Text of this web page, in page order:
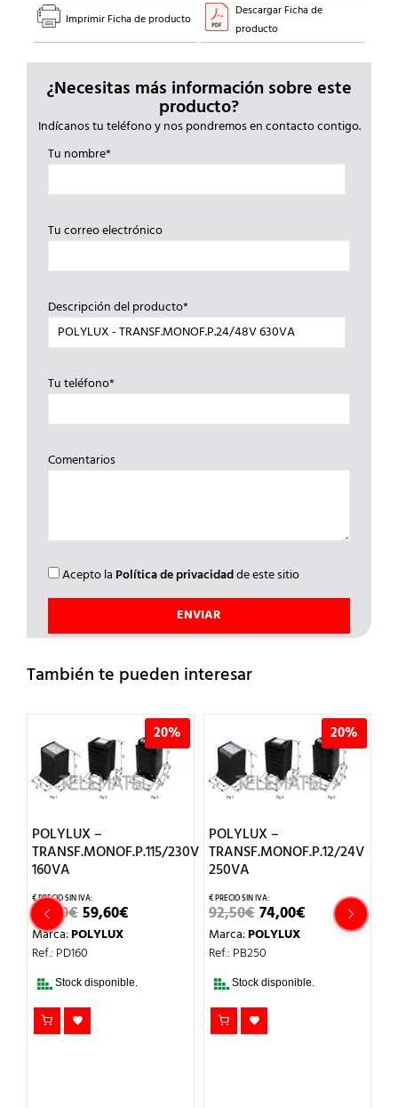
Imprimir Ficha de producto
Descargar Ficha de
producto
¿Necesitas más información sobre este
producto?
Indícanos tu teléfono y nos pondremos en contacto contigo.
Tu nombre*
Tu correo electrónico
Descripción del producto*
Tu teléfono*
Comentarios
Acepto la Política de privacidadde este sitio
También te pueden interesar
20%
POLYLUX –
TRANSF.MONOF.P.115/230V
160VA
74,50€EL
PRECIO
ORIGINAL
ERA:
59,60€
Marca:POLYLUX
Ref.: PD160
Stock disponible.
20%
POLYLUX –
TRANSF.MONOF.P.12/24V
250VA
92,50€EL
PRECIO
ORIGINAL
ERA:
74,00€ PRECIO
ACTUAL
Marca:POLYLUX
Ref.: PB250
Stock disponible.